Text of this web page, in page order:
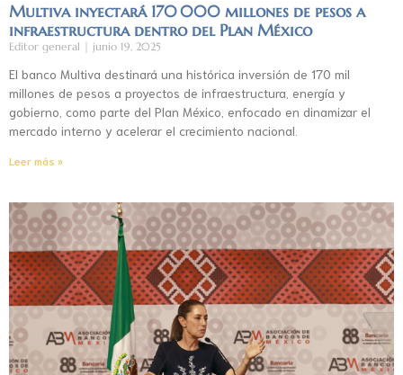
Multiva inyectará 170 000 millones de pesos a
infraestructura dentro del Plan México
Editor general junio 19, 2025
El banco Multiva destinará una histórica inversión de 170 mil
millones de pesos a proyectos de infraestructura, energía y
gobierno, como parte del Plan México, enfocado en dinamizar el
mercado interno y acelerar el crecimiento nacional.
Leer más »